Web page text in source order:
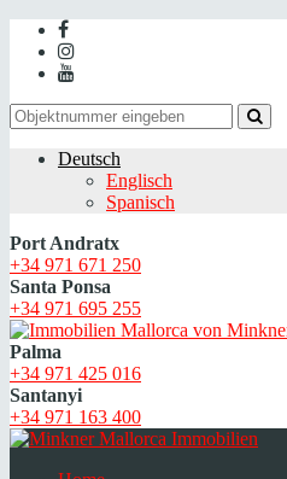
Deutsch
Englisch
Spanisch
Port Andratx
+34 971 671 250
Santa Ponsa
+34 971 695 255
Palma
+34 971 425 016
Santanyi
+34 971 163 400